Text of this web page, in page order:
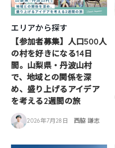
エリアから探す
【参加者募集】人口500人
の村を好きになる14日
間。山梨県・丹波山村
で、地域との関係を深
め、盛り上げるアイデア
を考える2週間の旅
2026年7月28日 西脇 謙志